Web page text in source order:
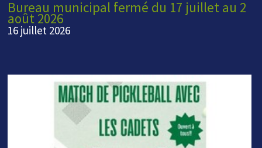
Bureau municipal fermé du 17 juillet au 2
août 2026
16 juillet 2026